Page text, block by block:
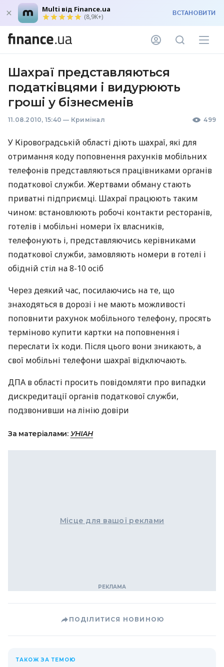
Multi від Finance.ua
(8,9K+) ВСТАНОВИТИ
Шахраї представляються
податківцями і видурюють
гроші у бізнесменів
11.08.2010, 15:40 — Кримінал 499
У Кіровоградській області діють шахраї, які для
отримання коду поповнення рахунків мобільних
телефонів представляються працівниками органів
податкової служби. Жертвами обману стають
приватні підприємці. Шахраї працюють таким
чином: встановлюють робочі контакти ресторанів,
готелів і мобільні номери їх власників,
телефонують і, представляючись керівниками
податкової служби, замовляють номери в готелі і
обідній стіл на 8-10 осіб
Через деякий час, посилаючись на те, що
знаходяться в дорозі і не мають можливості
поповнити рахунок мобільного телефону, просять
терміново купити картки на поповнення і
переслати їх коди. Після цього вони зникають, а
свої мобільні телефони шахраї відключають.
ДПА в області просить повідомляти про випадки
дискредитації органів податкової служби,
подзвонивши на лінію довіри
За матеріалами: УНІАН
Місце для вашої реклами
ПОДІЛИТИСЯ НОВИНОЮ
ТАКОЖ ЗА ТЕМОЮ